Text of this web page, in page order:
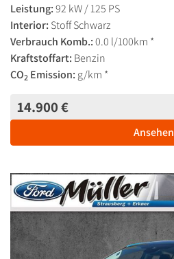
Leistung:92 kW / 125 PS
Interior: Stoff Schwarz
Verbrauch Komb.:0.0 l/100km *
Kraftstoffart: Benzin
CO2 Emission: g/km *
14.900 €
Ansehen